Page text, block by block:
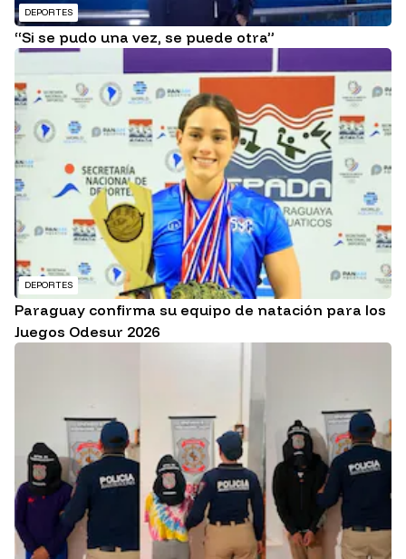
DEPORTES
“Si se pudo una vez, se puede otra”
DEPORTES
Paraguay confirma su equipo de natación para los
Juegos Odesur 2026